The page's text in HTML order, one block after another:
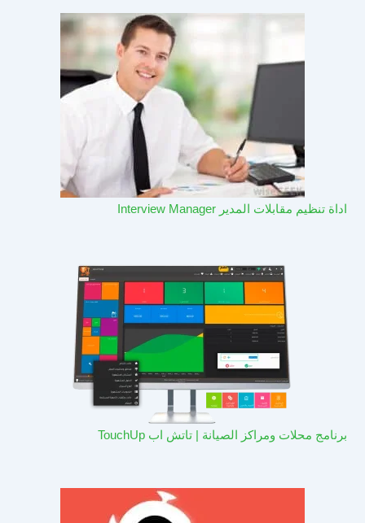
اداة تنظيم مقابلات المدير Interview Manager
برنامج محلات ومراكز الصيانة | تاتش اب TouchUp